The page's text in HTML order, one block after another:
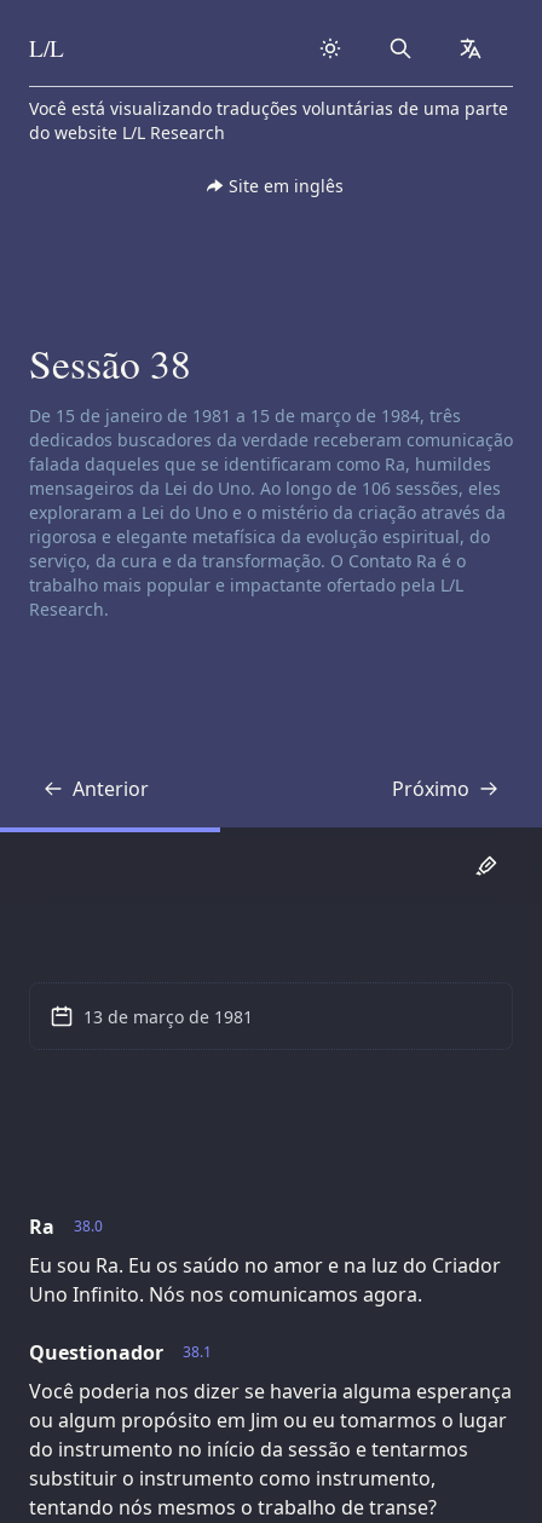
Skip to content
L/L Search
Você está visualizando traduções voluntárias de uma parte
do website L/L Research
Site em inglês
Sessão 38
Isenção de responsabilidade de canalização:
De 15 de janeiro de 1981 a 15 de março de 1984, três
dedicados buscadores da verdade receberam comunicação
falada daqueles que se identificaram como Ra, humildes
mensageiros da Lei do Uno. Ao longo de 106 sessões, eles
exploraram a Lei do Uno e o mistério da criação através da
rigorosa e elegante metafísica da evolução espiritual, do
serviço, da cura e da transformação. O Contato Ra é o
trabalho mais popular e impactante ofertado pela L/L
Research.
Anterior
Transcrição Próximo
Transcrição
38.0
Ra
Eu sou Ra. Eu os saúdo no amor e na luz do Criador
Uno Infinito. Nós nos comunicamos agora.
38.1
Questionador
Você poderia nos dizer se haveria alguma esperança
ou algum propósito em Jim ou eu tomarmos o lugar
do instrumento no início da sessão e tentarmos
substituir o instrumento como instrumento,
tentando nós mesmos o trabalho de transe?
13 de março de 1981